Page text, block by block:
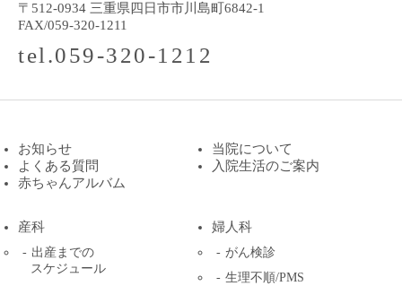
〒512-0934 三重県四日市市川島町6842-1
FAX/059-320-1211
tel.059-320-1212
お知らせ
当院について
よくある質問
入院生活のご案内
赤ちゃんアルバム
産科
出産までの
スケジュール
婦人科
がん検診
生理不順/PMS